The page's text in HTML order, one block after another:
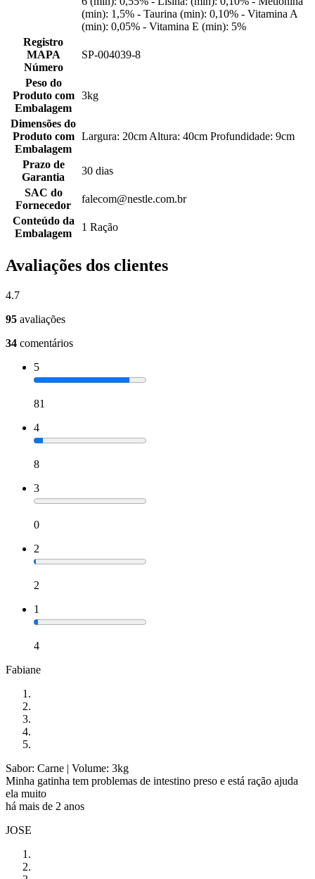
(min): 1,5% - Taurina (min): 0,10% - Vitamina A
(min): 0,05% - Vitamina E (min): 5%
Registro
MAPA
Número
SP-004039-8
Peso do
Produto com
Embalagem
3kg
Dimensões do
Produto com
Embalagem
Largura: 20cm Altura: 40cm Profundidade: 9cm
Prazo de
Garantia
30 dias
SAC do
Fornecedor
falecom@nestle.com.br
Conteúdo da
Embalagem
1 Ração
Avaliações dos clientes
4.7
95 avaliações
34 comentários
5
81
4
8
3
0
2
2
1
4
Fabiane
Sabor: Carne | Volume: 3kg
Minha gatinha tem problemas de intestino preso e está ração ajuda
ela muito
há mais de 2 anos
JOSE